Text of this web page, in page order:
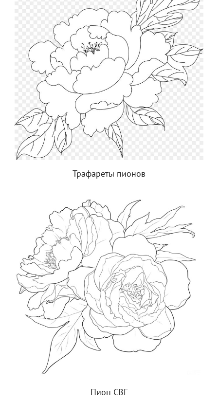
Трафареты пионов
Пион СВГ